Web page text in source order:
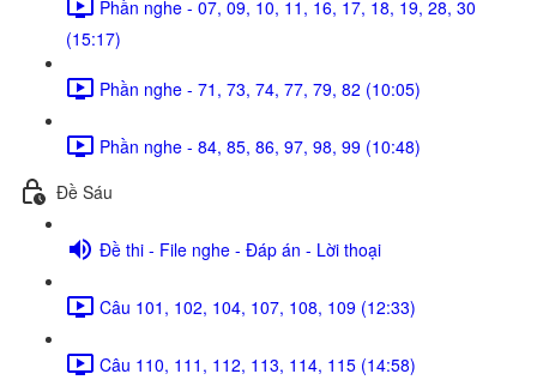
Phần nghe - 07, 09, 10, 11, 16, 17, 18, 19, 28, 30
(15:17)
Phần nghe - 71, 73, 74, 77, 79, 82 (10:05)
Phần nghe - 84, 85, 86, 97, 98, 99 (10:48)
Đề Sáu
Đề thi - File nghe - Đáp án - Lời thoại
Câu 101, 102, 104, 107, 108, 109 (12:33)
Câu 110, 111, 112, 113, 114, 115 (14:58)